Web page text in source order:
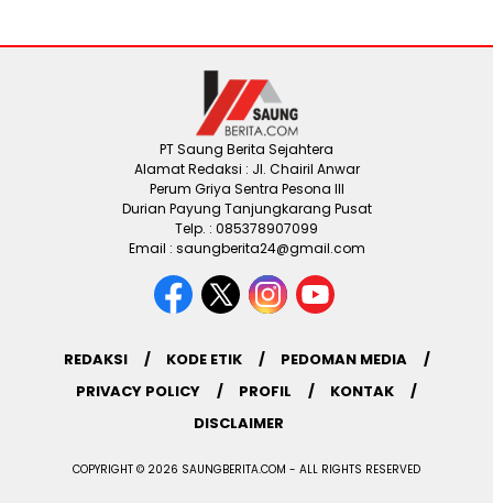
PT Saung Berita Sejahtera
Alamat Redaksi : Jl. Chairil Anwar
Perum Griya Sentra Pesona III
Durian Payung Tanjungkarang Pusat
Telp. : 085378907099
Email : saungberita24@gmail.com
REDAKSI KODE ETIK
PEDOMAN MEDIA
PRIVACY POLICY
PROFIL
KONTAK
DISCLAIMER
COPYRIGHT © 2026 SAUNGBERITA.COM - ALL RIGHTS RESERVED